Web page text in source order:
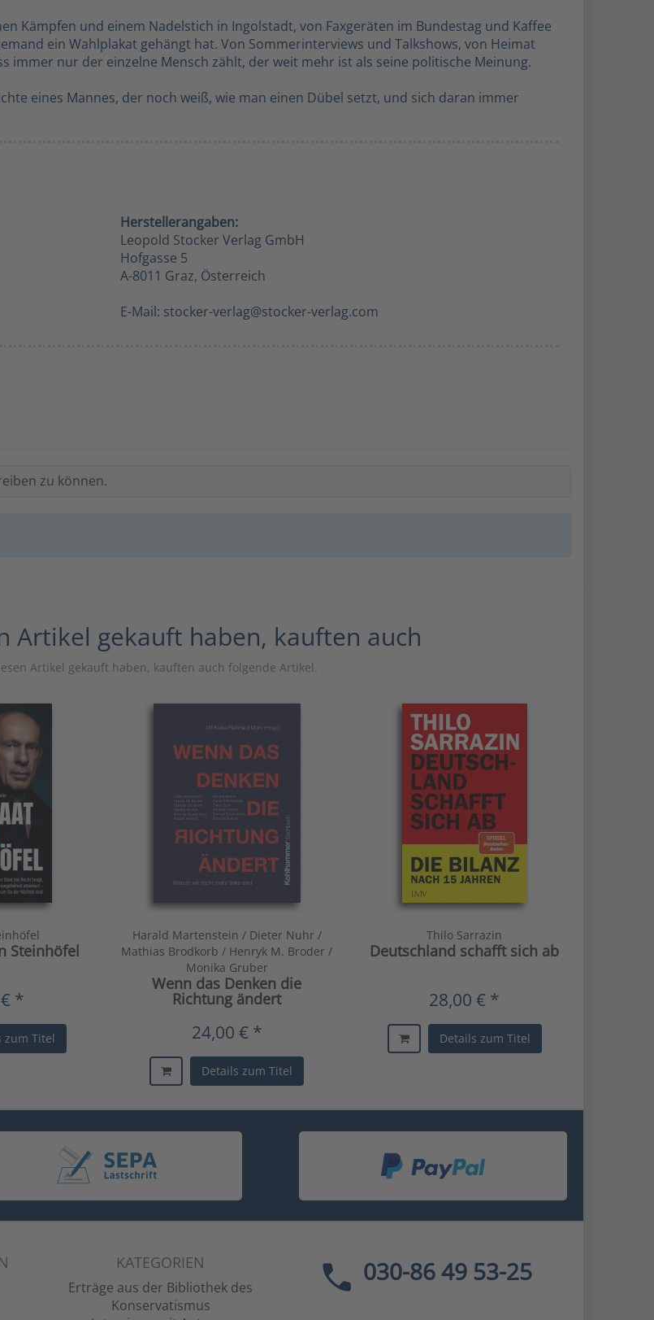
Kämpfen und einem Nadelstich in Ingolstadt, von Faxgeräten im Bundestag und Kaffee
ein Wahlplakat gehängt hat. Von Sommerinterviews und Talkshows, von Heimat
immer nur der einzelne Mensch zählt, der weit mehr ist als seine politische Meinung.
eines Mannes, der noch weiß, wie man einen Dübel setzt, und sich daran immer
Herstellerangaben:
Leopold Stocker Verlag GmbH
Hofgasse 5
A-8011 Graz, Österreich
E-Mail: stocker-verlag@stocker-verlag.com
zu können.
Artikel gekauft haben, kauften auch
Artikel gekauft haben, kauften auch folgende Artikel.
Steinhöfel
*
zum Titel
Harald Martenstein / Dieter Nuhr /
Mathias Brodkorb / Henryk M. Broder /
Monika Gruber
Wenn das Denken die
Richtung ändert
24,00 € *
Details zum Titel
Thilo Sarrazin
Deutschland schafft sich ab
28,00 € *
Details zum Titel
KATEGORIEN
Erträge aus der Bibliothek des
Konservatismus
030-86 49 53-25